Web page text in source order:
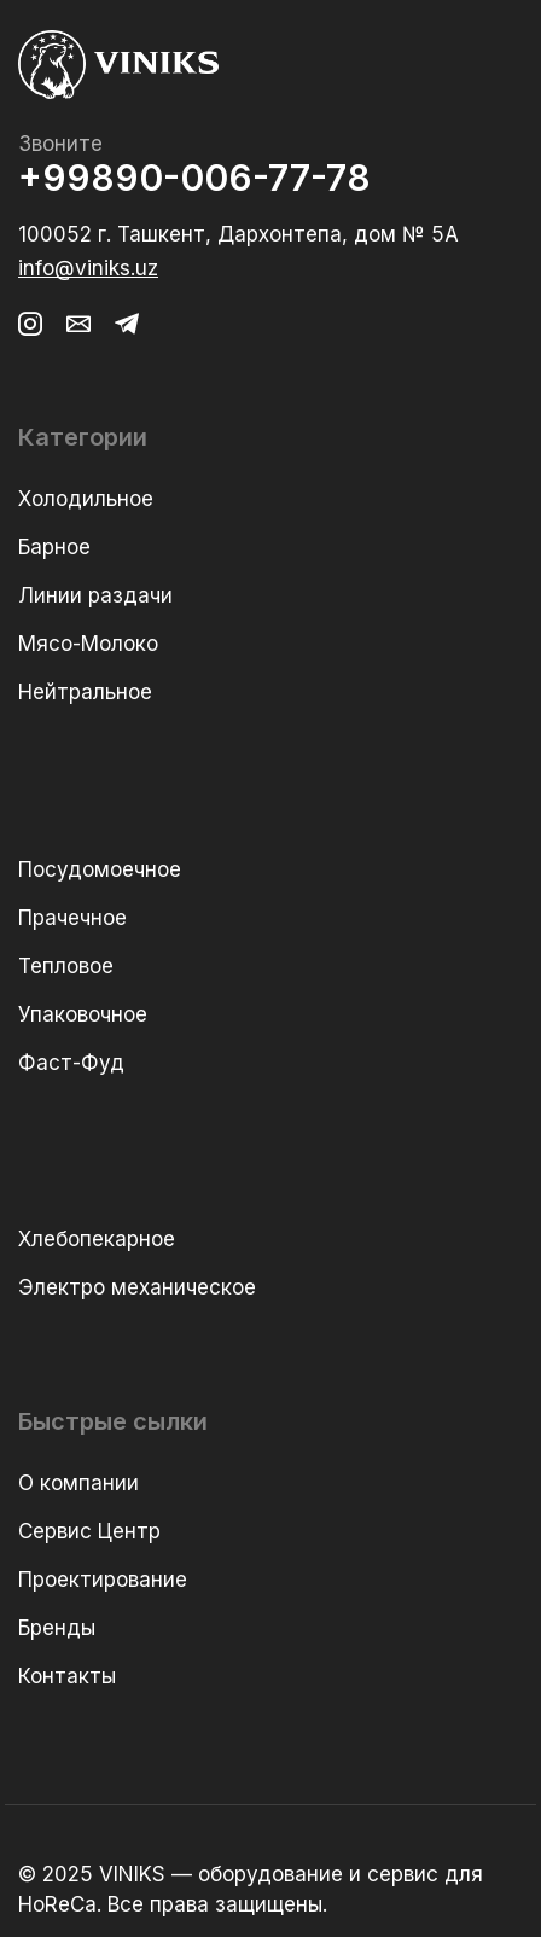
Звоните
+99890-006-77-78
100052 г. Ташкент, Дархонтепа, дом № 5А
info@viniks.uz
Категории
Холодильное
Барное
Линии раздачи
Мясо-Молоко
Нейтральное
Посудомоечное
Прачечное
Тепловое
Упаковочное
Фаст-Фуд
Хлебопекарное
Электро механическое
Быстрые сылки
О компании
Сервис Центр
Проектирование
Бренды
Контакты
© 2025 VINIKS — оборудование и сервис для
HoReCa. Все права защищены.